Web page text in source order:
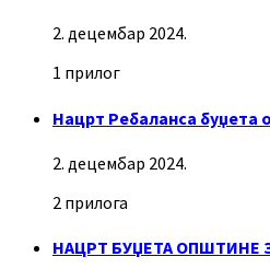
2. децембар 2024.
1 прилог
Нацрт Ребаланса буџета
2. децембар 2024.
2 прилога
НАЦРТ БУЏЕТА ОПШТИНЕ